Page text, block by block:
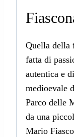
Quella della
fatta di
autentica e
medioevale
Parco delle
da una
Mario